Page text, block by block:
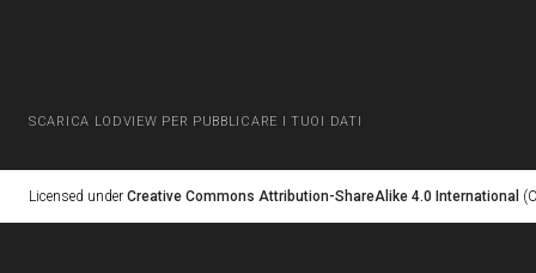
SCARICA LODVIEW PER PUBBLICARE I TUOI DATI
Licensed under Creative Commons Attribution-ShareAlike 4.0 International